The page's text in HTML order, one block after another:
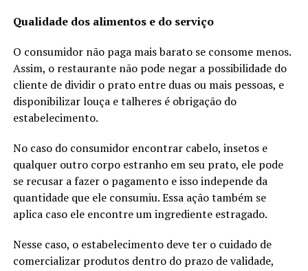
Qualidade dos alimentos e do serviço
O consumidor não paga mais barato se consome menos.
Assim, o restaurante não pode negar a possibilidade do
cliente de dividir o prato entre duas ou mais pessoas, e
disponibilizar louça e talheres é obrigação do
estabelecimento.
No caso do consumidor encontrar cabelo, insetos e
qualquer outro corpo estranho em seu prato, ele pode
se recusar a fazer o pagamento e isso independe da
quantidade que ele consumiu. Essa ação também se
aplica caso ele encontre um ingrediente estragado.
Nesse caso, o estabelecimento deve ter o cuidado de
comercializar produtos dentro do prazo de validade,